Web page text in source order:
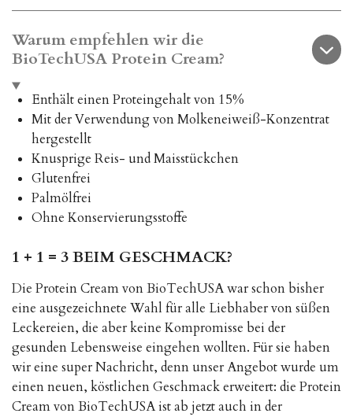
e
e
e
e
Warum empfehlen wir die
BioTechUSA Protein Cream?
Enthält einen Proteingehalt von 15%
Mit der Verwendung von Molkeneiweiß-Konzentrat
hergestellt
Knusprige Reis- und Maisstückchen
Glutenfrei
Palmölfrei
Ohne Konservierungsstoffe
1 + 1 = 3 BEIM GESCHMACK?
Die Protein Cream von BioTechUSA war schon bisher
eine ausgezeichnete Wahl für alle Liebhaber von süßen
Leckereien, die aber keine Kompromisse bei der
gesunden Lebensweise eingehen wollten. Für sie haben
wir eine super Nachricht, denn unser Angebot wurde um
einen neuen, köstlichen Geschmack erweitert: die Protein
Cream von BioTechUSA ist ab jetzt auch in der